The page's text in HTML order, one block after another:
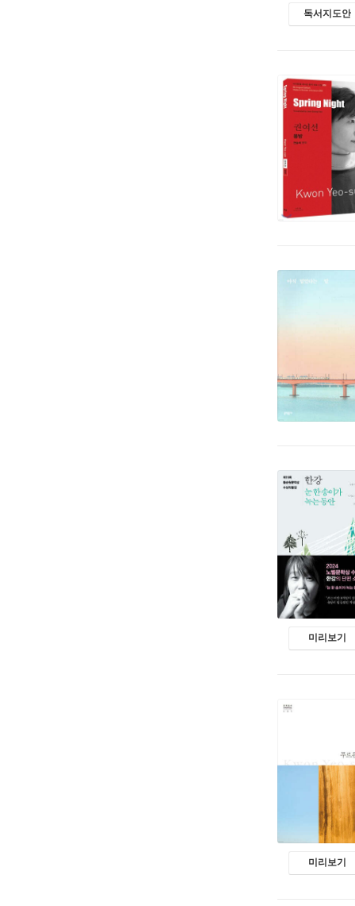
독서지도안
미리보기
미리보기